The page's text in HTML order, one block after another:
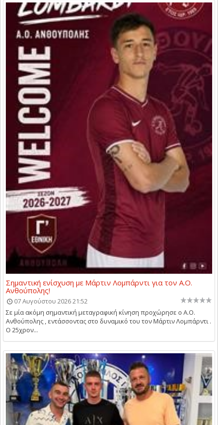
Σημαντική ενίσχυση με Μάρτιν Λομπάρντι για τον Α.Ο.
Ανθούπολης!
07 Αυγούστου 2026 21:52
Σε μία ακόμη σημαντική μεταγραφική κίνηση προχώρησε ο Α.Ο.
Ανθούπολης , εντάσσοντας στο δυναμικό του τον Μάρτιν Λομπάρντι .
Ο 25χρον...